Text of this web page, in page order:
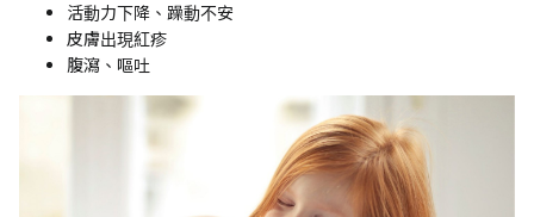
活動力下降、躁動不安
皮膚出現紅疹
腹瀉、嘔吐